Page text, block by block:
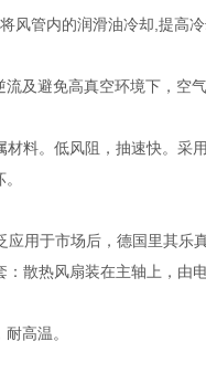
风管内的润滑油冷却,提高
及避免高真空环境下，空
料。低风阻，抽速快。采
用于市场后，德国里其乐
散热风扇装在主轴上，由
高温。